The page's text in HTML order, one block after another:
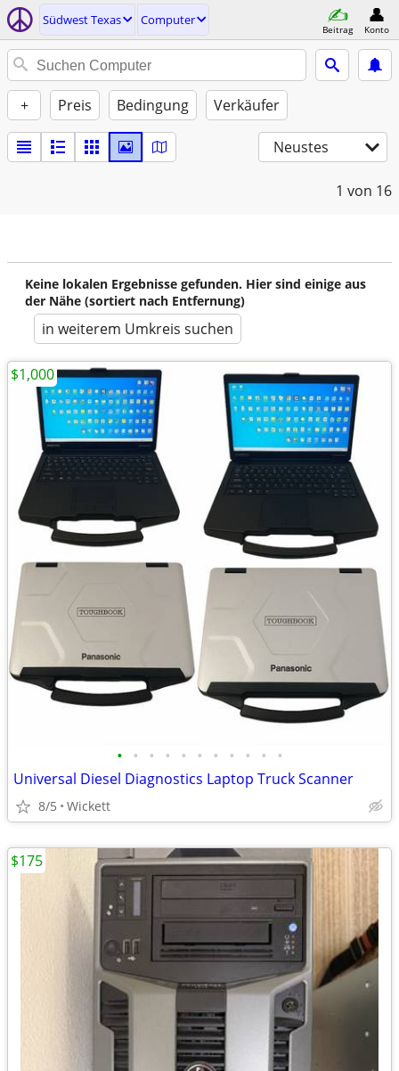
Südwest Texas Computer
Beitrag Konto
+ Preis Bedingung Verkäufer
Neustes
1 von 16
Keine lokalen Ergebnisse gefunden. Hier sind einige aus
der Nähe (sortiert nach Entfernung)
in weiterem Umkreis suchen
• • • • • • • • • • •
Universal Diesel Diagnostics Laptop Truck Scanner
8/5 Wickett
$1,000
$175